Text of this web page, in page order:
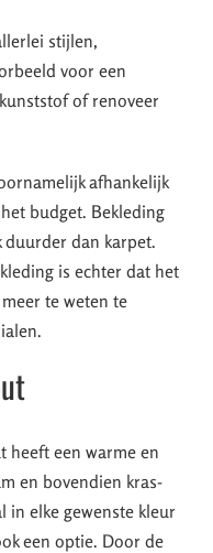
stijlen,
voor een
of renoveer
afhankelijk
budget. Bekleding
dan karpet.
is echter dat het
te weten te
heeft een warme en
en bovendien kras-
in elke gewenste kleur
een optie. Door de